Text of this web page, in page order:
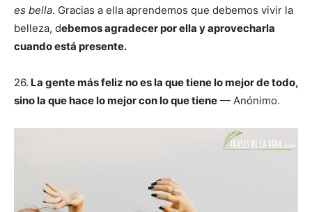
es bella. Gracias a ella aprendemos que debemos vivir la
belleza, debemos agradecer por ella y aprovecharla
cuando está presente.
26. La gente más feliz no es la que tiene lo mejor de todo,
sino la que hace lo mejor con lo que tiene — Anónimo.